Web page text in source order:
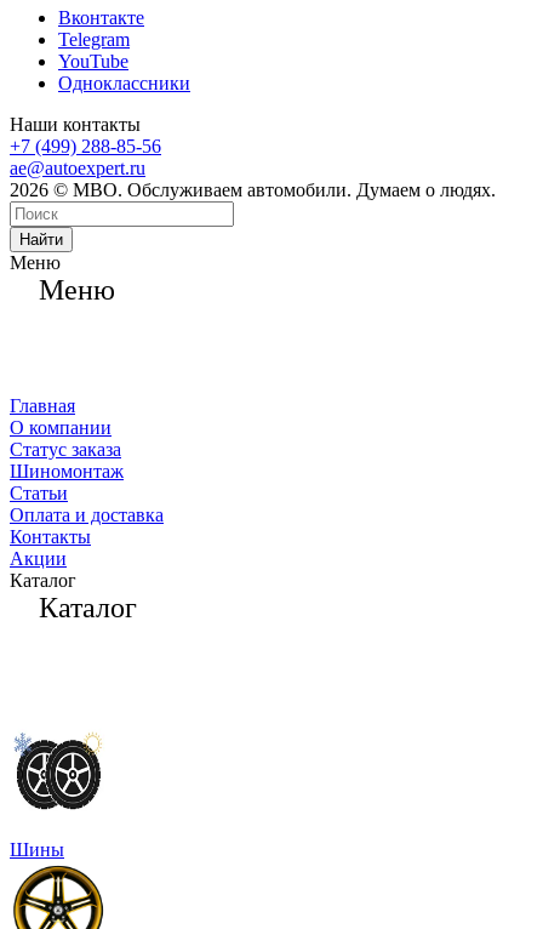
Вконтакте
Telegram
YouTube
Одноклассники
Наши контакты
+7 (499) 288-85-56
ae@autoexpert.ru
2026 © МВО. Обслуживаем автомобили. Думаем о людях.
Найти
Меню
Меню
Главная
О компании
Статус заказа
Шиномонтаж
Статьи
Оплата и доставка
Контакты
Акции
Каталог
Каталог
Шины